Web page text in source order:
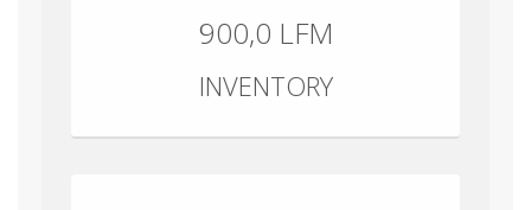
900,0 LFM
INVENTORY